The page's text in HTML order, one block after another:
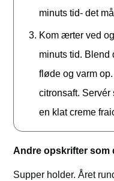
minuts tid- det
Kom ærter ved
minuts tid.
fløde og varm
citronsaft. Servér
en klat creme
Andre opskrifter som
Supper holder. Året